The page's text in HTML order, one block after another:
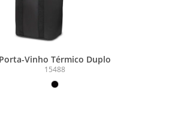
Porta-Vinho Térmico Duplo
15488